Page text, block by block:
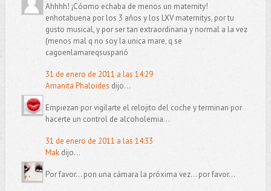
Ahhhh! ¡Cóomo echaba de menos un maternity!
enhotabuena por los 3 años y los LXV maternitys, por tu
gusto musical, y por ser tan extraordinaria y normal a la vez
(menos mal q no soy la unica mare, q se
cagoenlamareqsusparió
31 de enero de 2011 a las 14:29
Amanita Phaloides dijo...
Empiezan por vigilarte el relojito del coche y terminan por
hacerte un control de alcoholemia...
31 de enero de 2011 a las 14:33
Makdijo...
Por favor... pon una cámara la próxima vez... por favor...